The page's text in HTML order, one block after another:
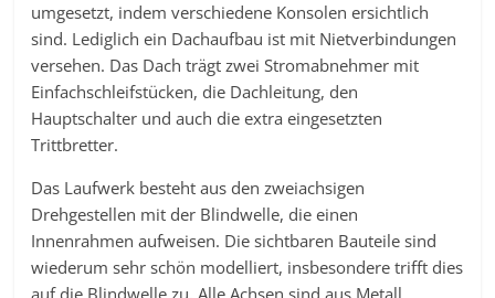
umgesetzt, indem verschiedene Konsolen ersichtlich
sind. Lediglich ein Dachaufbau ist mit Nietverbindungen
versehen. Das Dach trägt zwei Stromabnehmer mit
Einfachschleifstücken, die Dachleitung, den
Hauptschalter und auch die extra eingesetzten
Trittbretter.
Das Laufwerk besteht aus den zweiachsigen
Drehgestellen mit der Blindwelle, die einen
Innenrahmen aufweisen. Die sichtbaren Bauteile sind
wiederum sehr schön modelliert, insbesondere trifft dies
auf die Blindwelle zu. Alle Achsen sind aus Metall